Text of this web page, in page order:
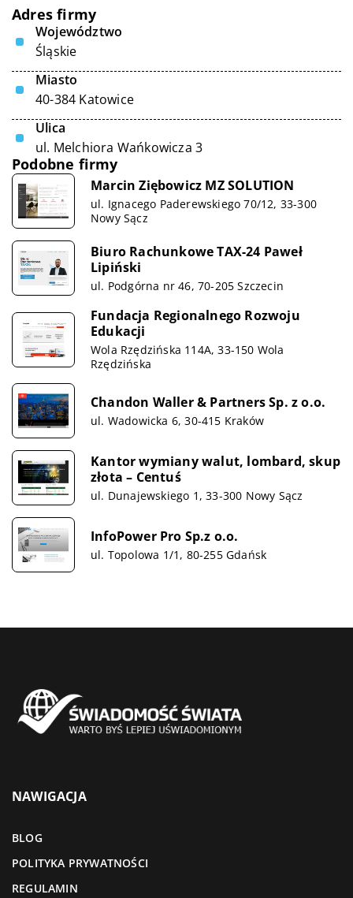
Adres firmy
Województwo
Śląskie
Miasto
40-384 Katowice
Ulica
ul. Melchiora Wańkowicza 3
Podobne firmy
Marcin Ziębowicz MZ SOLUTION
ul. Ignacego Paderewskiego 70/12, 33-300
Nowy Sącz
Biuro Rachunkowe TAX-24 Paweł
Lipiński
ul. Podgórna nr 46, 70-205 Szczecin
Fundacja Regionalnego Rozwoju
Edukacji
Wola Rzędzińska 114A, 33-150 Wola
Rzędzińska
Chandon Waller & Partners Sp. z o.o.
ul. Wadowicka 6, 30-415 Kraków
Kantor wymiany walut, lombard, skup
złota – Centuś
ul. Dunajewskiego 1, 33-300 Nowy Sącz
InfoPower Pro Sp.z o.o.
ul. Topolowa 1/1, 80-255 Gdańsk
NAWIGACJA
BLOG
POLITYKA PRYWATNOŚCI
REGULAMIN